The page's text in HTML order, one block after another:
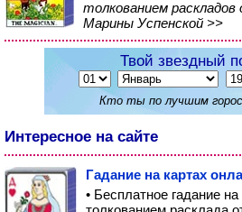
толкованием
Марины Успенской >>
Твой звездный
Кто ты по лучшим
Интересное на сайте
Гадание на картах
• Бесплатное гадание